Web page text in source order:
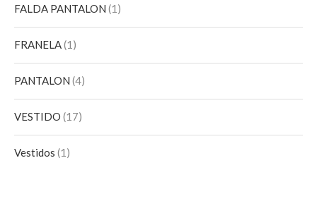
FALDA PANTALON 1
FRANELA 1
PANTALON 4
VESTIDO 17
Vestidos 1